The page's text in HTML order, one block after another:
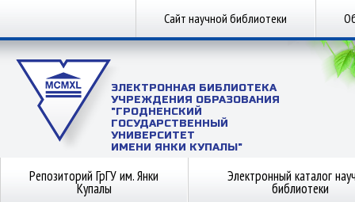
Сайт научной библиотеки
ЭЛЕКТРОННАЯ БИБЛИОТЕКА
УЧРЕЖДЕНИЯ ОБРАЗОВАНИЯ
"ГРОДНЕНСКИЙ
ГОСУДАРСТВЕННЫЙ
УНИВЕРСИТЕТ
ИМЕНИ ЯНКИ КУПАЛЫ"
Репозиторий ГрГУ им. Янки
Купалы
Электронный каталог
библиотеки